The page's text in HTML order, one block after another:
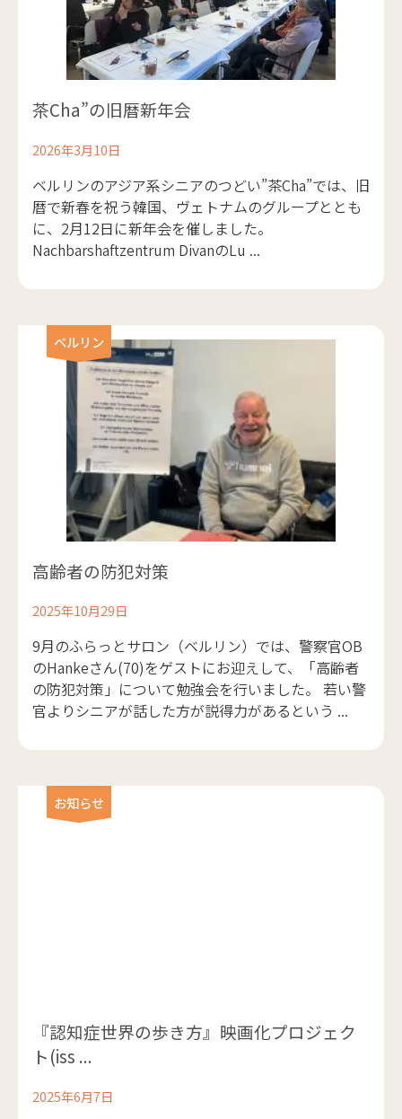
茶Cha”の旧暦新年会
2026年3月10日
ベルリンのアジア系シニアのつどい”茶Cha”では、旧
暦で新春を祝う韓国、ヴェトナムのグループととも
に、2月12日に新年会を催しました。
Nachbarshaftzentrum DivanのLu ...
ベルリン
高齢者の防犯対策
2025年10月29日
9月のふらっとサロン（ベルリン）では、警察官OB
のHankeさん(70)をゲストにお迎えして、「高齢者
の防犯対策」について勉強会を行いました。 若い警
官よりシニアが話した方が説得力があるという ...
お知らせ
『認知症世界の歩き方』映画化プロジェク
ト(iss ...
2025年6月7日